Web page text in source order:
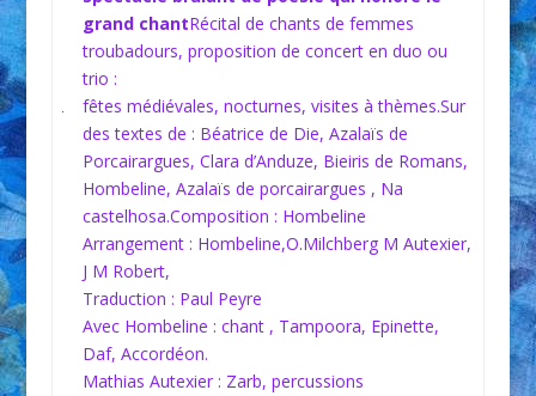
grand chantRécital de chants de femmes
troubadours, proposition de concert en duo ou
trio :
fêtes médiévales, nocturnes, visites à thèmes.Sur
des textes de : Béatrice de Die, Azalaïs de
Porcairargues, Clara d’Anduze, Bieiris de Romans,
Hombeline, Azalaïs de porcairargues , Na
castelhosa.Composition : Hombeline
Arrangement : Hombeline,O.Milchberg M Autexier,
J M Robert,
Traduction : Paul Peyre
Avec Hombeline : chant , Tampoora, Epinette,
Daf, Accordéon.
Mathias Autexier : Zarb, percussions